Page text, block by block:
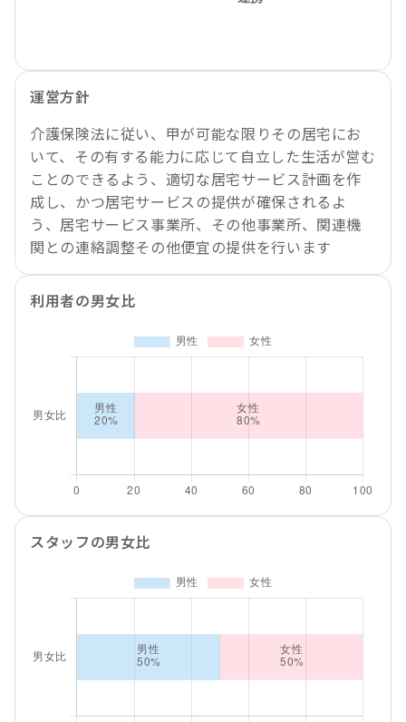
運営方針
介護保険法に従い、甲が可能な限りその居宅にお
いて、その有する能力に応じて自立した生活が営む
ことのできるよう、適切な居宅サービス計画を作
成し、かつ居宅サービスの提供が確保されるよ
う、居宅サービス事業所、その他事業所、関連機
関との連絡調整その他便宜の提供を行います
利用者の男女比
スタッフの男女比